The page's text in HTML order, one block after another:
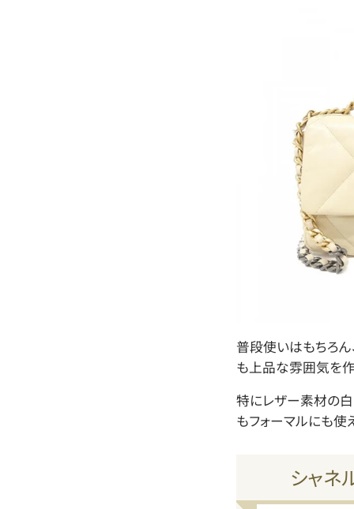
普段使いはもちろ
も上品な雰囲気を作
特にレザー素材の白
もフォーマルにも使
シャネ